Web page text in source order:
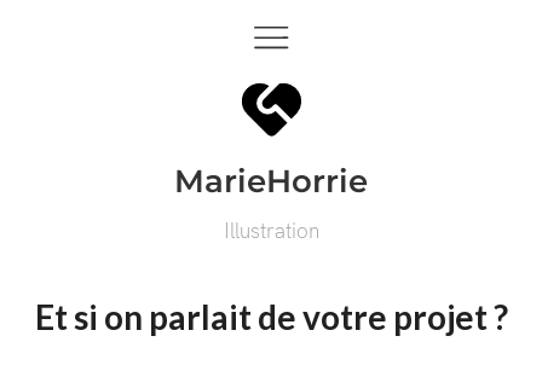
MarieHorrie
Illustration
Et si on parlait de votre projet ?